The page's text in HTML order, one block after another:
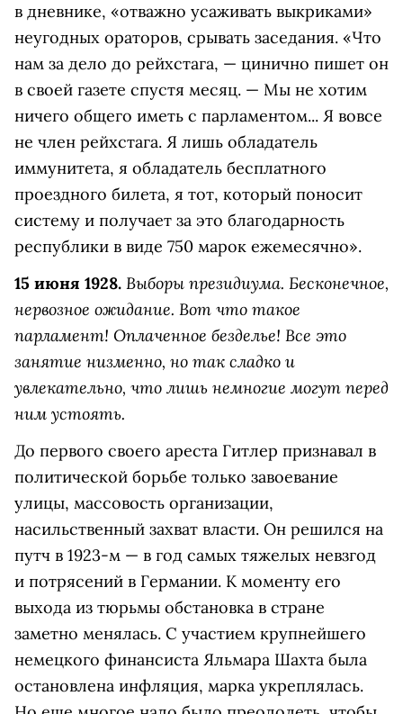
в дневнике, «отважно усаживать выкриками»
неугодных ораторов, срывать заседания. «Что
нам за дело до рейхстага, — цинично пишет он
в своей газете спустя месяц. — Мы не хотим
ничего общего иметь с парламентом... Я вовсе
не член рейхстага. Я лишь обладатель
иммунитета, я обладатель бесплатного
проездного билета, я тот, который поносит
систему и получает за это благодарность
республики в виде 750 марок ежемесячно».
15 июня 1928. Выборы президиума. Бесконечное,
нервозное ожидание. Вот что такое
парламент! Оплаченное безделье! Все это
занятие низменно, но так сладко и
увлекательно, что лишь немногие могут перед
ним устоять.
До первого своего ареста Гитлер признавал в
политической борьбе только завоевание
улицы, массовость организации,
насильственный захват власти. Он решился на
путч в 1923-м — в год самых тяжелых невзгод
и потрясений в Германии. К моменту его
выхода из тюрьмы обстановка в стране
заметно менялась. С участием крупнейшего
немецкого финансиста Яльмара Шахта была
остановлена инфляция, марка укреплялась.